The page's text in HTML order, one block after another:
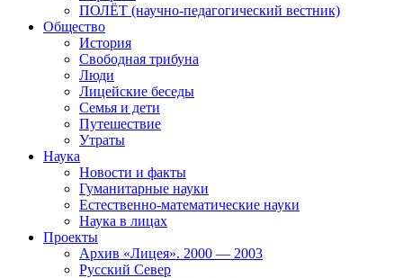
ПОЛЁТ (научно-педагогический вестник)
Общество
История
Свободная трибуна
Люди
Лицейские беседы
Семья и дети
Путешествие
Утраты
Наука
Новости и факты
Гуманитарные науки
Естественно-математические науки
Наука в лицах
Проекты
Архив «Лицея». 2000 — 2003
Русский Север